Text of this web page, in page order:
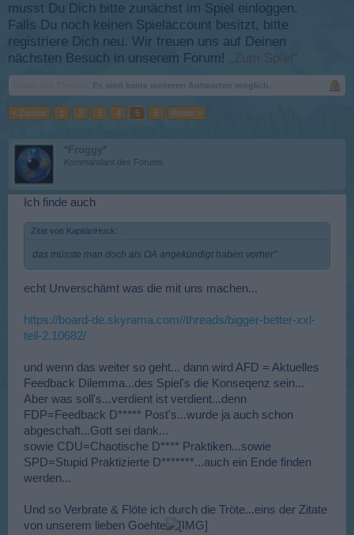
musst Du Dich bitte zunächst im Spiel einloggen.
Falls Du noch keinen Spielaccount besitzt, bitte
registriere Dich neu. Wir freuen uns auf Deinen
nächsten Besuch in unserem Forum! „Zum Spiel“
Es sind keine weiteren Antworten möglich.
< Zurück 1 2 3 4 5 6 Weiter >
*Froggy*
Kommandant des Forums
Ich finde auch
Zitat von KapitänHock: ↑
das müsste man doch als OA angekündigt haben vorher".
echt Unverschämt was die mit uns machen...
https://board-de.skyrama.com//threads/bigger-better-xxl-
teil-2.10682/
und wenn das weiter so geht... dann wird AFD = Aktuelles
Feedback Dilemma...des Spiel's die Konseqenz sein...
Aber was soll's...verdient ist verdient...denn
FDP=Feedback D***** Post's...wurde ja auch schon
abgeschaft...Gott sei dank...
sowie CDU=Chaotische D**** Praktiken...sowie
SPD=Stupid Praktizierte D*******...auch ein Ende finden
werden...
Und so Verbrate & Flöte ich durch die Tröte...eins der Zitate
von unserem lieben Goehte